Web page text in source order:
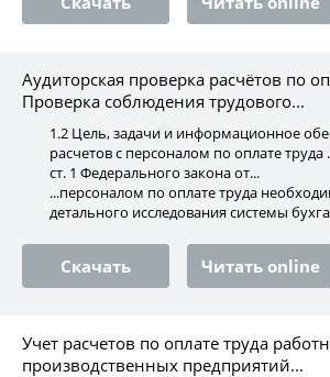
Аудиторская проверка расчётов по
Проверка соблюдения трудового...
1.2 Цель, задачи и информационное
расчетов с персоналом по оплате труда
ст. 1 Федерального закона от...
...персоналом по оплате труда
детального исследования системы
Скачать Читать online
Учет расчетов по оплате труда
производственных предприятий...